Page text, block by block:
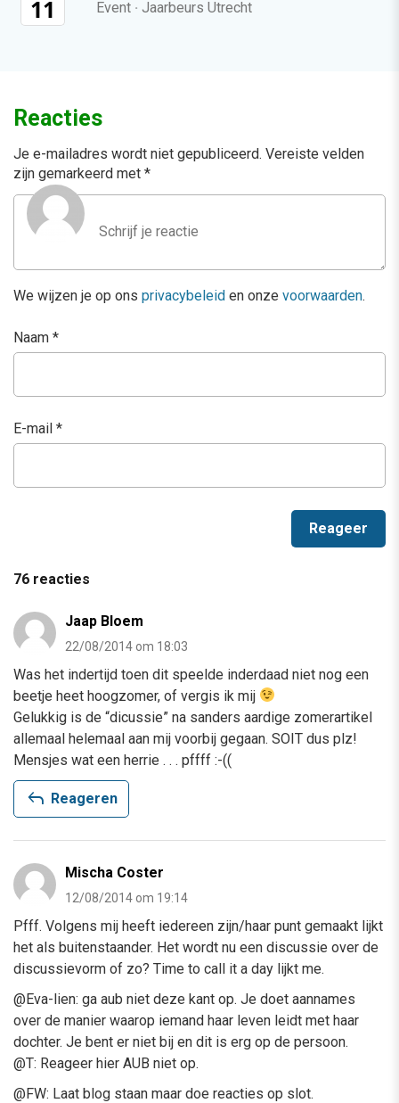
11 Event · Jaarbeurs Utrecht
Reacties
Je e-mailadres wordt niet gepubliceerd. Vereiste velden
zijn gemarkeerd met *
We wijzen je op ons privacybeleid en onze voorwaarden.
Naam *
E-mail *
76 reacties
Jaap Bloem
22/08/2014 om 18:03
Was het indertijd toen dit speelde inderdaad niet nog een
beetje heet hoogzomer, of vergis ik mij
Gelukkig is de “dicussie” na sanders aardige zomerartikel
allemaal helemaal aan mij voorbij gegaan. SOIT dus plz!
Mensjes wat een herrie . . . pffff :-((
reply Reageren
Mischa Coster
12/08/2014 om 19:14
Pfff. Volgens mij heeft iedereen zijn/haar punt gemaakt lijkt
het als buitenstaander. Het wordt nu een discussie over de
discussievorm of zo? Time to call it a day lijkt me.
@Eva-lien: ga aub niet deze kant op. Je doet aannames
over de manier waarop iemand haar leven leidt met haar
dochter. Je bent er niet bij en dit is erg op de persoon.
@T: Reageer hier AUB niet op.
@FW: Laat blog staan maar doe reacties op slot.